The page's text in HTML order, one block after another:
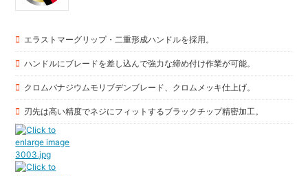
エラストマーグリップ・二重形成ハンドルを採用。
ハンドルにブレードを差し込んで強力な締め付け作業が可能。
クロムバナジウムモリブデンブレード、クロムメッキ仕上げ。
刃先は高い精度でネジにフィットするブラックチップ精密加工。